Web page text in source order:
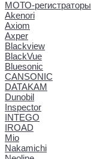
МОТО-регистраторы
Akenori
Axiom
Axper
Blackview
BlackVue
Bluesonic
CANSONIC
DATAKAM
Dunobil
Inspector
INTEGO
IROAD
Mio
Nakamichi